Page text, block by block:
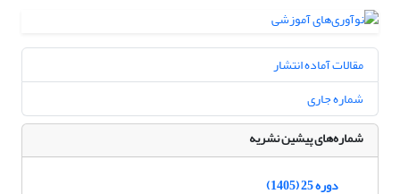
مقالات آماده انتشار
شماره جاری
شماره‌های پیشین نشریه
دوره 25 (1405)